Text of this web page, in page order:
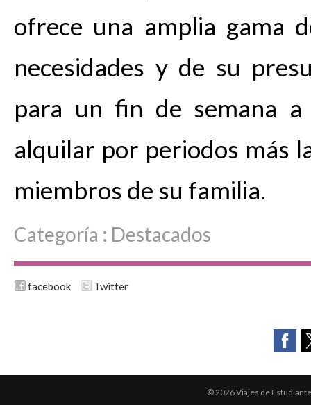
ofrece una amplia gama
necesidades y de su
para un fin de semana a
alquilar por periodos más
miembros de su familia.
Categoría : Destacados
facebook Twitter
© 2026 Viajes de